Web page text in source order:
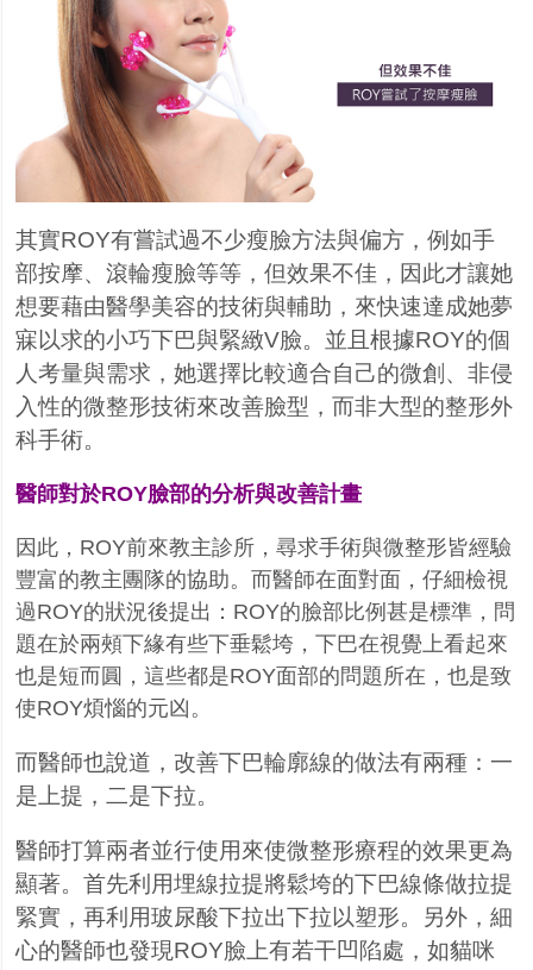
其實ROY有嘗試過不少瘦臉方法與偏方，例如手
部按摩、滾輪瘦臉等等，但效果不佳，因此才讓她
想要藉由醫學美容的技術與輔助，來快速達成她夢
寐以求的小巧下巴與緊緻V臉。並且根據ROY的個
人考量與需求，她選擇比較適合自己的微創、非侵
入性的微整形技術來改善臉型，而非大型的整形外
科手術。
醫師對於ROY臉部的分析與改善計畫
因此，ROY前來教主診所，尋求手術與微整形皆經驗
豐富的教主團隊的協助。而醫師在面對面，仔細檢視
過ROY的狀況後提出：ROY的臉部比例甚是標準，問
題在於兩頰下緣有些下垂鬆垮，下巴在視覺上看起來
也是短而圓，這些都是ROY面部的問題所在，也是致
使ROY煩惱的元凶。
而醫師也說道，改善下巴輪廓線的做法有兩種：一
是上提，二是下拉。
醫師打算兩者並行使用來使微整形療程的效果更為
顯著。首先利用埋線拉提將鬆垮的下巴線條做拉提
緊實，再利用玻尿酸下拉出下拉以塑形。另外，細
心的醫師也發現ROY臉上有若干凹陷處，如貓咪